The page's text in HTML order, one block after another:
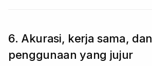
6. Akurasi, kerja sama, dan
penggunaan yang jujur